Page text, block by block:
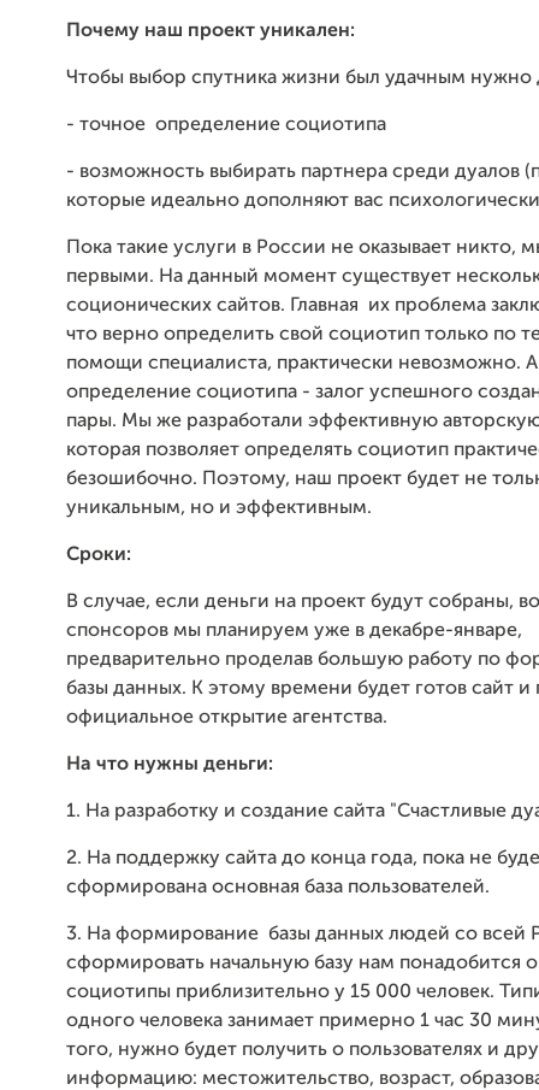
Почему наш проект уникален:
Чтобы выбор спутника жизни был удачным
- точное определение социотипа
- возможность выбирать партнера среди дуалов
которые идеально дополняют вас
Пока такие услуги в России не оказывает никто,
первыми. На данный момент существует
соционических сайтов. Главная их проблема
что верно определить свой социотип только по
помощи специалиста, практически невозможно.
определение социотипа - залог успешного
пары. Мы же разработали эффективную
которая позволяет определять социотип
безошибочно. Поэтому, наш проект будет не
уникальным, но и эффективным.
Сроки:
В случае, если деньги на проект будут собраны,
спонсоров мы планируем уже в декабре-январе,
предварительно проделав большую работу по
базы данных. К этому времени будет готов сайт и
официальное открытие агентства.
На что нужны деньги:
1. На разработку и создание сайта "Счастливые
2. На поддержку сайта до конца года, пока не
сформирована основная база пользователей.
3. На формирование базы данных людей со всей
сформировать начальную базу нам понадобится
социотипы приблизительно у 15 000 человек.
одного человека занимает примерно 1 час 30
того, нужно будет получить о пользователях и
информацию: местожительство, возраст,